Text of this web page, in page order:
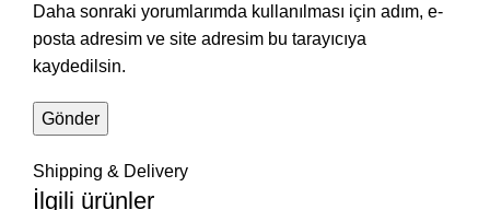
Daha sonraki yorumlarımda kullanılması için adım, e-
posta adresim ve site adresim bu tarayıcıya
kaydedilsin.
Shipping & Delivery
İlgili ürünler